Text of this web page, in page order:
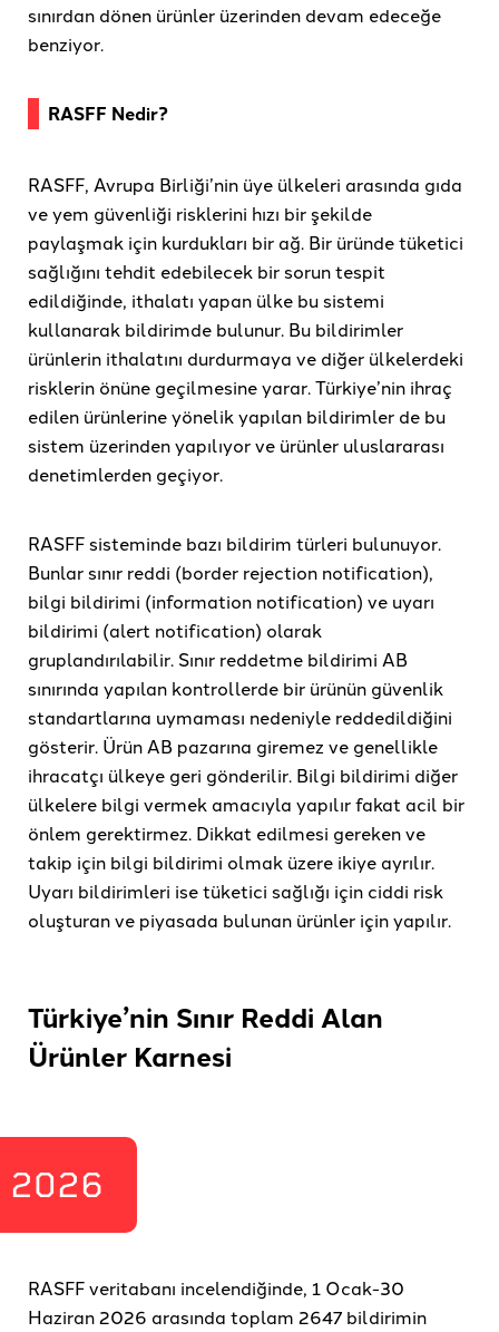
sınırdan dönen ürünler üzerinden devam edeceğe
benziyor.
RASFF Nedir?
RASFF, Avrupa Birliği’nin üye ülkeleri arasında gıda
ve yem güvenliği risklerini hızı bir şekilde
paylaşmak için kurdukları bir ağ. Bir üründe tüketici
sağlığını tehdit edebilecek bir sorun tespit
edildiğinde, ithalatı yapan ülke bu sistemi
kullanarak bildirimde bulunur. Bu bildirimler
ürünlerin ithalatını durdurmaya ve diğer ülkelerdeki
risklerin önüne geçilmesine yarar. Türkiye’nin ihraç
edilen ürünlerine yönelik yapılan bildirimler de bu
sistem üzerinden yapılıyor ve ürünler uluslararası
denetimlerden geçiyor.
RASFF sisteminde bazı bildirim türleri bulunuyor.
Bunlar sınır reddi (border rejection notification),
bilgi bildirimi (information notification) ve uyarı
bildirimi (alert notification) olarak
gruplandırılabilir. Sınır reddetme bildirimi AB
sınırında yapılan kontrollerde bir ürünün güvenlik
standartlarına uymaması nedeniyle reddedildiğini
gösterir. Ürün AB pazarına giremez ve genellikle
ihracatçı ülkeye geri gönderilir. Bilgi bildirimi diğer
ülkelere bilgi vermek amacıyla yapılır fakat acil bir
önlem gerektirmez. Dikkat edilmesi gereken ve
takip için bilgi bildirimi olmak üzere ikiye ayrılır.
Uyarı bildirimleri ise tüketici sağlığı için ciddi risk
oluşturan ve piyasada bulunan ürünler için yapılır.
Türkiye’nin Sınır Reddi Alan
Ürünler Karnesi
2026
RASFF veritabanı incelendiğinde, 1 Ocak-30
Haziran 2026 arasında toplam 2647 bildirimin